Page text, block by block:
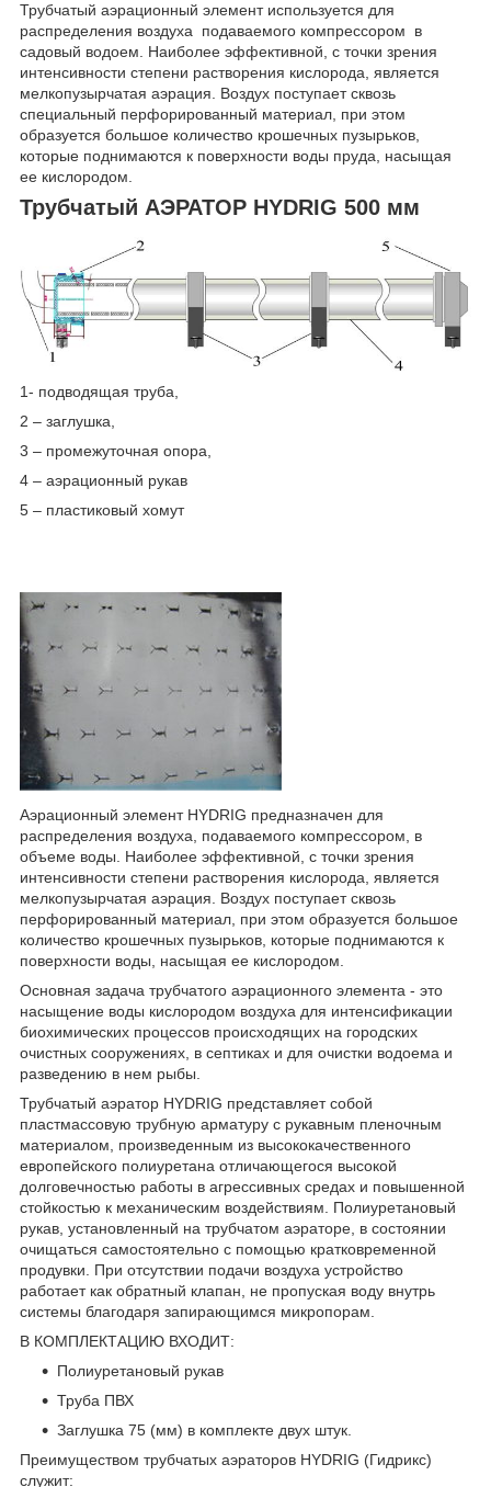
Трубчатый аэрационный элемент используется для
распределения воздуха подаваемого компрессором в
садовый водоем. Наиболее эффективной, с точки зрения
интенсивности степени растворения кислорода, является
мелкопузырчатая аэрация. Воздух поступает сквозь
специальный перфорированный материал, при этом
образуется большое количество крошечных пузырьков,
которые поднимаются к поверхности воды пруда, насыщая
ее кислородом.
Трубчатый АЭРАТОР HYDRIG 500 мм
1- подводящая труба,
2 – заглушка,
3 – промежуточная опора,
4 – аэрационный рукав
5 – пластиковый хомут
Аэрационный элемент HYDRIG предназначен для
распределения воздуха, подаваемого компрессором, в
объеме воды. Наиболее эффективной, с точки зрения
интенсивности степени растворения кислорода, является
мелкопузырчатая аэрация. Воздух поступает сквозь
перфорированный материал, при этом образуется большое
количество крошечных пузырьков, которые поднимаются к
поверхности воды, насыщая ее кислородом.
Основная задача трубчатого аэрационного элемента - это
насыщение воды кислородом воздуха для интенсификации
биохимических процессов происходящих на городских
очистных сооружениях, в септиках и для очистки водоема и
разведению в нем рыбы.
Трубчатый аэратор HYDRIG представляет собой
пластмассовую трубную арматуру с рукавным пленочным
материалом, произведенным из высококачественного
европейского полиуретана отличающегося высокой
долговечностью работы в агрессивных средах и повышенной
стойкостью к механическим воздействиям. Полиуретановый
рукав, установленный на трубчатом аэраторе, в состоянии
очищаться самостоятельно с помощью кратковременной
продувки. При отсутствии подачи воздуха устройство
работает как обратный клапан, не пропуская воду внутрь
системы благодаря запирающимся микропорам.
В КОМПЛЕКТАЦИЮ ВХОДИТ:
Полиуретановый рукав
Труба ПВХ
Заглушка 75 (мм) в комплекте двух штук.
Преимуществом трубчатых аэраторов HYDRIG (Гидрикс)
служит: